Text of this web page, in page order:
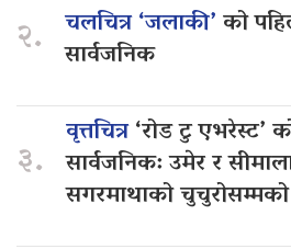
२. चलचित्र ‘जलाकी’को
सार्वजनिक
३.
वृत्तचित्र‘रोड टु एभरेस्ट’
सार्वजनिक: उमेर र
सगरमाथाको चुचुरोसम्मको